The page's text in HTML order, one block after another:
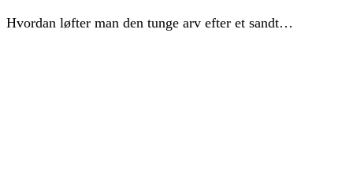
Hvordan løfter man den tunge arv efter et sandt…